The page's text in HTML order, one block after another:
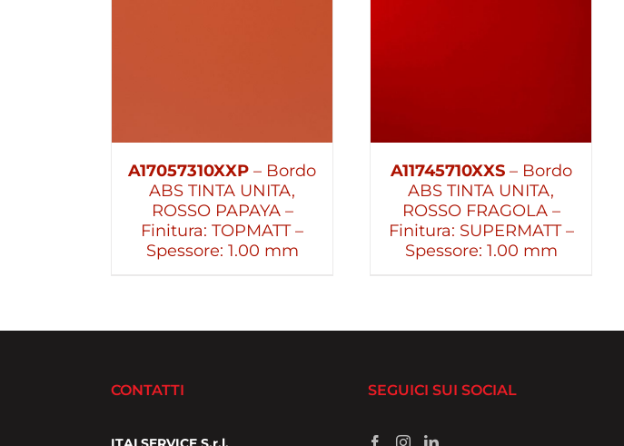
A17057310XXP – Bordo
ABS TINTA UNITA,
ROSSO PAPAYA –
Finitura: TOPMATT –
Spessore: 1.00 mm
A11745710XXS– Bordo
ABS TINTA UNITA,
ROSSO FRAGOLA –
Finitura: SUPERMATT –
Spessore: 1.00 mm
CONTATTI SEGUICI SUI SOCIAL